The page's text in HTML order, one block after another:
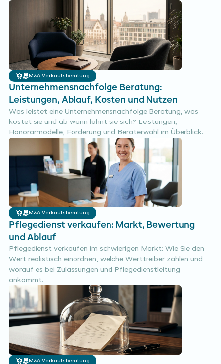
M&A Verkaufsberatung
Unternehmensnachfolge Beratung:
Leistungen, Ablauf, Kosten und Nutzen
Was leistet eine Unternehmensnachfolge Beratung, was
kostet sie und ab wann lohnt sie sich? Leistungen,
Honorarmodelle, Förderung und Beraterwahl im Überblick.
M&A Verkaufsberatung
Pflegedienst verkaufen: Markt, Bewertung
und Ablauf
Pflegedienst verkaufen im schwierigen Markt: Wie Sie den
Wert realistisch einordnen, welche Werttreiber zählen und
worauf es bei Zulassungen und Pflegedienstleitung
ankommt.
M&A Verkaufsberatung